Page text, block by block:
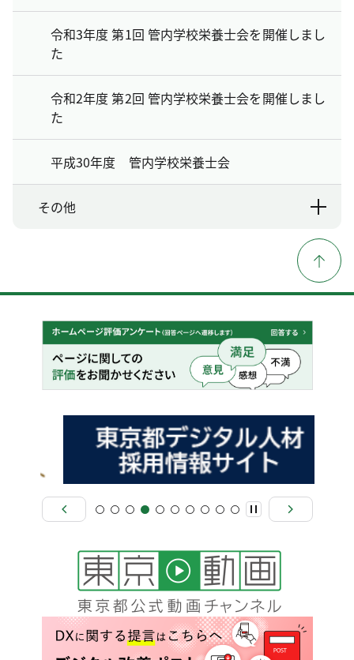
令和3年度 第1回 管内学校栄養士会を開催しまし
た
令和2年度 第2回 管内学校栄養士会を開催しまし
た
平成30年度 管内学校栄養士会
その他